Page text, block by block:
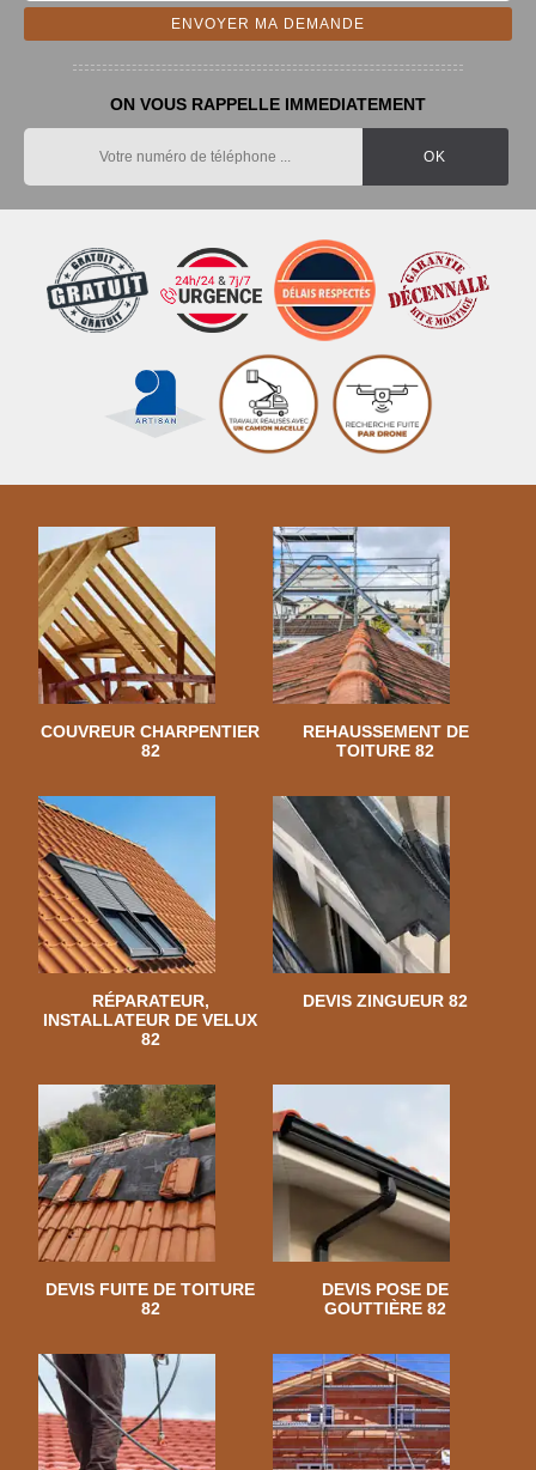
ON VOUS RAPPELLE IMMEDIATEMENT
COUVREUR CHARPENTIER
82
REHAUSSEMENT DE
TOITURE 82
RÉPARATEUR,
INSTALLATEUR DE VELUX
82
DEVIS ZINGUEUR 82
DEVIS FUITE DE TOITURE
82
DEVIS POSE DE
GOUTTIÈRE 82